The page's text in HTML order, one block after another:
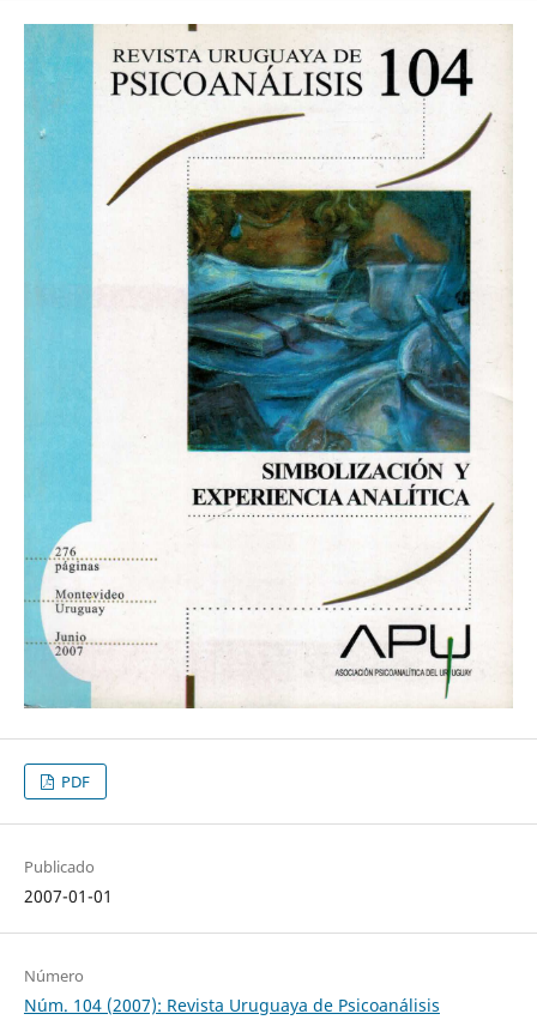
PDF
Publicado
2007-01-01
Número
Núm. 104 (2007): Revista Uruguaya de Psicoanálisis